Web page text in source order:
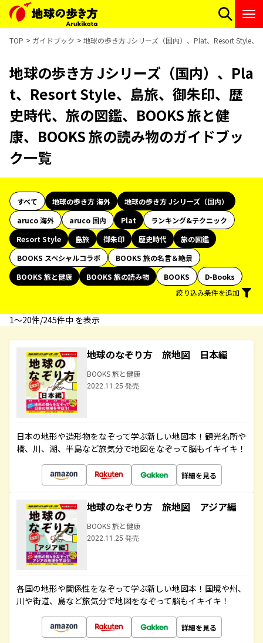
TOP ガイドブック 地球の歩き方 Jシリーズ（国内）、Plat、Resort Style
地球の歩き方 Jシリーズ（国内）、Pla
t、Resort Style、島旅、御朱印、歴
史時代、旅の図鑑、BOOKS 旅と健
康、BOOKS 旅の読み物のガイドブッ
ク一覧
すべて 地球の歩き方 海外
地球の歩き方 Jシリーズ（国内）
aruco 海外
aruco 国内 Plat
ランキング&テクニック
Resort Style
島旅 御朱印 歴史時代
旅の図鑑
BOOKS スペシャルコラボ
BOOKS 旅の名言＆絶景
BOOKS 旅と健康
BOOKS 旅の読み物 BOOKS
D-Books
絞り込み条件を追加
1〜20件/245件中 を表示
地球のなぞり方 旅地図 日本編
BOOKS 旅と健康
2022.11.25 発売
日本の地形や造形物をなぞって学ぶ新しい地図本！観光名所や
橋、川、湖、半島など旅気分で地図をなぞって脳もイキイキ！
詳細を見る
地球のなぞり方 旅地図 アジア編
BOOKS 旅と健康
2022.11.25 発売
各国の地形や関係性をなぞって学ぶ新しい地図本！国境や州、
川や街道、島など旅気分で地図をなぞって脳もイキイキ！
詳細を見る